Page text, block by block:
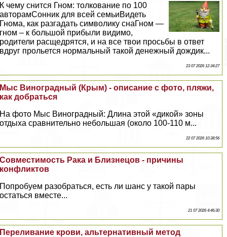
К чему снится Гном: толкование по 100
авторамСонник для всей семьиВидеть
Гнома, как разгадать символику снаГном —
гном – к большой прибыли видимо,
родители расщедрятся, и на все твои просьбы в ответ
вдруг прольется нормальный такой денежный дождик...
23 07 2026 12:34:27
Мыс Виноградный (Крым) - описание с фото, пляжи,
как добраться
На фото Мыс Виноградный: Длина этой «дикой» зоны
отдыха сравнительно небольшая (около 100-110 м...
22 07 2026 10:38:56
Совместимость Paка и Близнецов - причины
конфликтов
Попробуем разобраться, есть ли шанс у такой пары
остаться вместе...
21 07 2026 4:46:30
Переливание крови, альтернативный метод